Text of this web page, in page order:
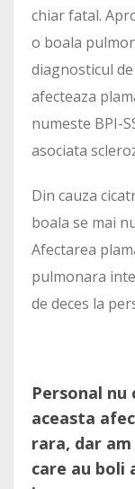
chiar fatal.
o boala
diagnosticul
afecteaza
numeste BPI-
asociata
Din cauza
boala se mai
Afectarea
pulmonara
de deces la
Personal nu
aceasta
rara, dar
care au boli